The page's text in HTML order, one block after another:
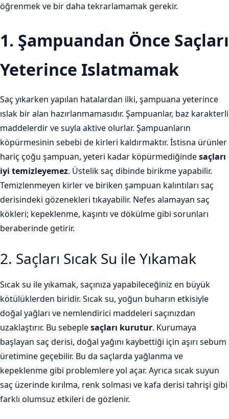
öğrenmek ve bir daha tekrarlamamak gerekir.
1. Şampuandan Önce Saçları
Yeterince Islatmamak
Saç yıkarken yapılan hatalardan ilki, şampuana yeterince
ıslak bir alan hazırlanmamasıdır. Şampuanlar, baz karakterli
maddelerdir ve suyla aktive olurlar. Şampuanların
köpürmesinin sebebi de kirleri kaldırmaktır. İstisna ürünler
hariç çoğu şampuan, yeteri kadar köpürmediğindesaçları
iyi temizleyemez. Üstelik saç dibinde birikme yapabilir.
Temizlenmeyen kirler ve biriken şampuan kalıntıları saç
derisindeki gözenekleri tıkayabilir. Nefes alamayan saç
kökleri; kepeklenme, kaşıntı ve dökülme gibi sorunları
beraberinde getirir.
2. Saçları Sıcak Su ile Yıkamak
Sıcak su ile yıkamak, saçınıza yapabileceğiniz en büyük
kötülüklerden biridir. Sıcak su, yoğun buharın etkisiyle
doğal yağları ve nemlendirici maddeleri saçınızdan
uzaklaştırır. Bu sebeplesaçları kurutur. Kurumaya
başlayan saç derisi, doğal yağını kaybettiği için aşırı sebum
üretimine geçebilir. Bu da saçlarda yağlanma ve
kepeklenme gibi problemlere yol açar. Ayrıca sıcak suyun
saç üzerinde kırılma, renk solması ve kafa derisi tahrişi gibi
farklı olumsuz etkileri de gözlenir.